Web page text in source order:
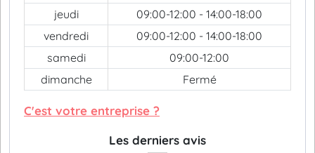
jeudi
09:00-12:00 - 14:00-18:00
vendredi
09:00-12:00 - 14:00-18:00
samedi
09:00-12:00
dimanche
Fermé
C'est votre entreprise ?
Les derniers avis